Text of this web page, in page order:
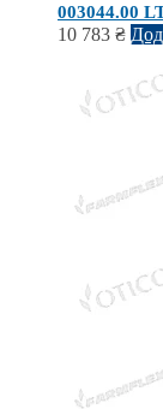
003044.00
10 783 ₴